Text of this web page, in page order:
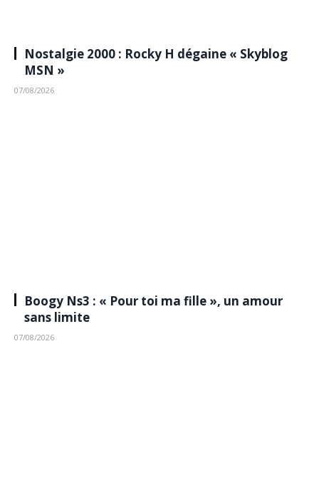
Nostalgie 2000 : Rocky H dégaine « Skyblog
MSN »
07/08/2026
Boogy Ns3 : « Pour toi ma fille », un amour
sans limite
07/08/2026